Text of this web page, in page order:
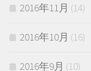
2016年11月 (14)
2016年10月 (16)
2016年9月 (10)